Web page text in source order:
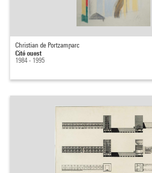
Christian de Portzamparc
Cité ouest
1984 - 1995